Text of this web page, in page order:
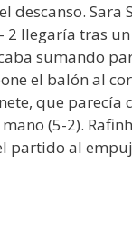
Sara
2 llegaría tras
sumando
el balón al
que parecía
(5-2).
partido al